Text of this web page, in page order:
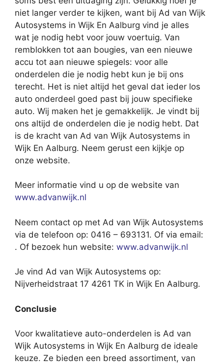
niet langer verder te kijken, want bij Ad van Wijk
Autosystems in Wijk En Aalburg vind je alles
wat je nodig hebt voor jouw voertuig. Van
remblokken tot aan bougies, van een nieuwe
accu tot aan nieuwe spiegels: voor alle
onderdelen die je nodig hebt kun je bij ons
terecht. Het is niet altijd het geval dat ieder los
auto onderdeel goed past bij jouw specifieke
auto. Wij maken het je gemakkelijk. Je vindt bij
ons altijd de onderdelen die je nodig hebt. Dat
is de kracht van Ad van Wijk Autosystems in
Wijk En Aalburg. Neem gerust een kijkje op
onze website.
Meer informatie vind u op de website van
www.advanwijk.nl
Neem contact op met Ad van Wijk Autosystems
via de telefoon op: 0416 – 693131. Of via email:
. Of bezoek hun website: www.advanwijk.nl
Je vind Ad van Wijk Autosystems op:
Nijverheidstraat 17 4261 TK in Wijk En Aalburg.
Conclusie
Voor kwalitatieve auto-onderdelen is Ad van
Wijk Autosystems in Wijk En Aalburg de ideale
keuze. Ze bieden een breed assortiment, van